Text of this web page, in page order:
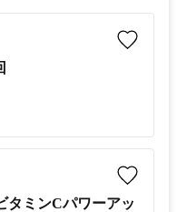
タミンCパワーアッ